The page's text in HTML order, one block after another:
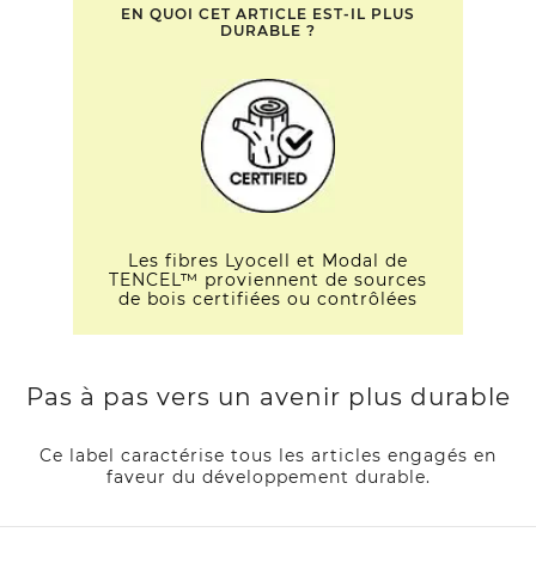
EN QUOI CET ARTICLE EST-IL PLUS
DURABLE ?
Les fibres Lyocell et Modal de
TENCEL™ proviennent de sources
de bois certifiées ou contrôlées
Pas à pas vers un avenir plus durable
Ce label caractérise tous les articles engagés en
faveur du développement durable.